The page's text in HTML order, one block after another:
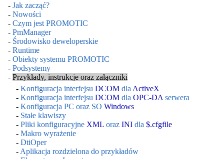
- Jak zacząć?
- Nowości
- Czym jest PROMOTIC
- PmManager
- Środowisko deweloperskie
- Runtime
- Obiekty systemu PROMOTIC
- Podsystemy
- Przykłady, instrukcje oraz załączniki
- Konfiguracja interfejsu DCOM dla ActiveX
- Konfiguracja interfejsu DCOM dla OPC-DA serwera
- Konfiguracja PC oraz SO Windows
- Stałe klawiszy
- Pliki konfiguracyjne XML oraz INI dla $.cfgfile
- Makro wyrażenie
- DtiOper
- Aplikacja rozdzielona do przykładów